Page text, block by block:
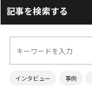
記事を検索する
インタビュー 事例